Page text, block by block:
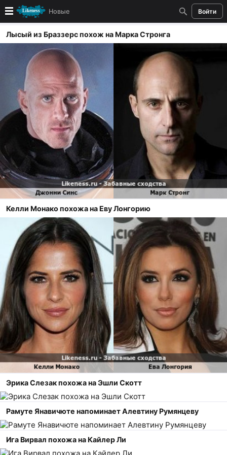
Новые Войти
Новые
Лучшие
Голосование
Кандидаты
Случайное сходство 👍
Создать сходство
Для публикации необходима авторизация
Поиск
Лысый из Браззерс похож на Марка Стронга
Келли Монако похожа на Еву Лонгорию
Эрика Слезак похожа на Эшли Скотт
Рамуте Янавичюте напоминает Алевтину Румянцеву
Ига Вирвал похожа на Кайлер Ли